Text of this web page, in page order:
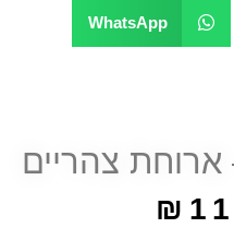
WhatsApp
ארוחת צהריים
₪